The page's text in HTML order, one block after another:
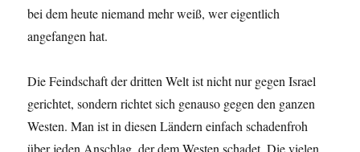
bei dem heute niemand mehr weiß, wer eigentlich
angefangen hat.
Die Feindschaft der dritten Welt ist nicht nur gegen Israel
gerichtet, sondern richtet sich genauso gegen den ganzen
Westen. Man ist in diesen Ländern einfach schadenfroh
über jeden Anschlag, der dem Westen schadet. Die vielen